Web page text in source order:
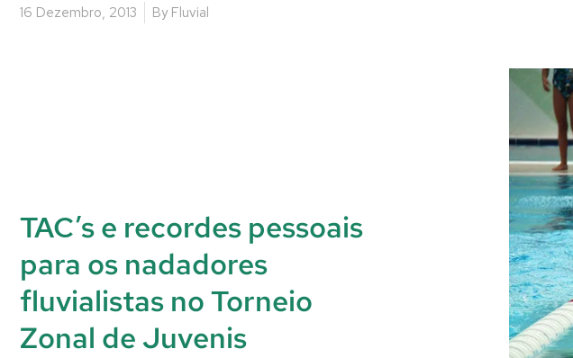
16 Dezembro, 2013 By Fluvial
TAC’s e recordes pessoais
para os nadadores
fluvialistas no Torneio
Zonal de Juvenis